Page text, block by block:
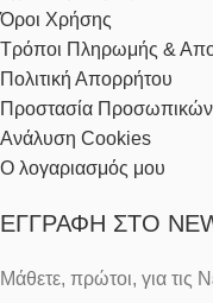
Όροι Χρήσης
Τρόποι Πληρωμής &
Πολιτική Απορρήτου
Προστασία
Ανάλυση Cookies
Ο λογαριασμός μου
ΕΓΓΡΑΦΉ ΣΤΟ
Μάθετε, πρώτοι, για τις